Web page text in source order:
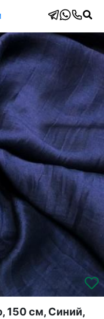
150 см, Синий,